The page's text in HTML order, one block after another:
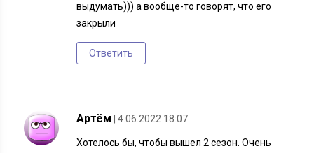
выдумать))) а вообще-то говорят, что его
закрыли
Ответить
Артём | 4.06.2022 18:07
Хотелось бы, чтобы вышел 2 сезон. Очень